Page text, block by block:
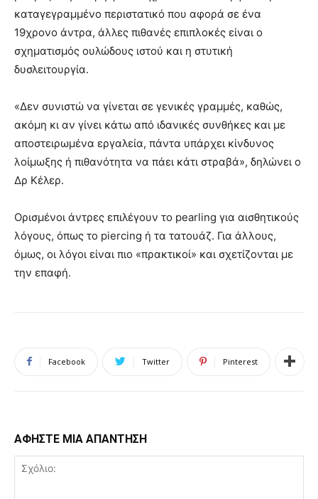
καταγεγραμμένο περιστατικό που αφορά σε ένα
19χρονο άντρα, άλλες πιθανές επιπλοκές είναι ο
σχηματισμός ουλώδους ιστού και η στυτική
δυσλειτουργία.
«Δεν συνιστώ να γίνεται σε γενικές γραμμές, καθώς,
ακόμη κι αν γίνει κάτω από ιδανικές συνθήκες και με
αποστειρωμένα εργαλεία, πάντα υπάρχει κίνδυνος
λοίμωξης ή πιθανότητα να πάει κάτι στραβά», δηλώνει ο
Δρ Κέλερ.
Ορισμένοι άντρες επιλέγουν το pearling για αισθητικούς
λόγους, όπως το piercing ή τα τατουάζ. Για άλλους,
όμως, οι λόγοι είναι πιο «πρακτικοί» και σχετίζονται με
την επαφή.
Facebook Twitter Pinterest
ΑΦΗΣΤΕ ΜΙΑ ΑΠΑΝΤΗΣΗ